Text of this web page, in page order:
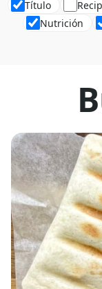
Título
Nutrición